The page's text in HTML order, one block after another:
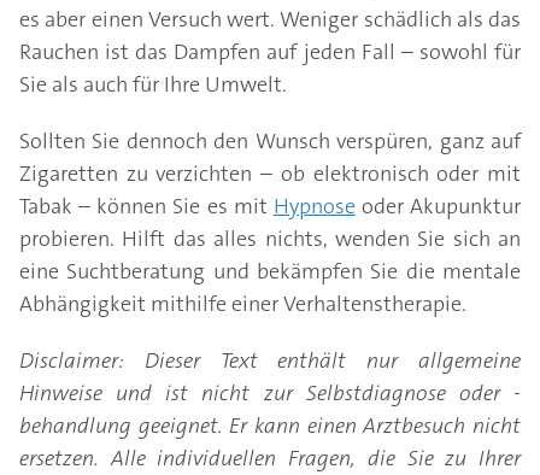
es aber einen Versuch wert. Weniger schädlich als das
Rauchen ist das Dampfen auf jeden Fall – sowohl für
Sie als auch für Ihre Umwelt.
Sollten Sie dennoch den Wunsch verspüren, ganz auf
Zigaretten zu verzichten – ob elektronisch oder mit
Tabak – können Sie es mit Hypnoseoder Akupunktur
probieren. Hilft das alles nichts, wenden Sie sich an
eine Suchtberatung und bekämpfen Sie die mentale
Abhängigkeit mithilfe einer Verhaltenstherapie.
Disclaimer: Dieser Text enthält nur allgemeine
Hinweise und ist nicht zur Selbstdiagnose oder -
behandlung geeignet. Er kann einen Arztbesuch nicht
ersetzen. Alle individuellen Fragen, die Sie zu Ihrer